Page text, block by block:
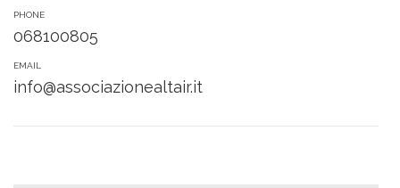
PHONE
068100805
EMAIL
info@associazionealtair.it